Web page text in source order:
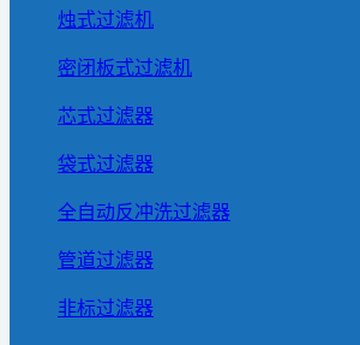
烛式过滤机
密闭板式过滤机
芯式过滤器
袋式过滤器
全自动反冲洗过滤器
管道过滤器
非标过滤器